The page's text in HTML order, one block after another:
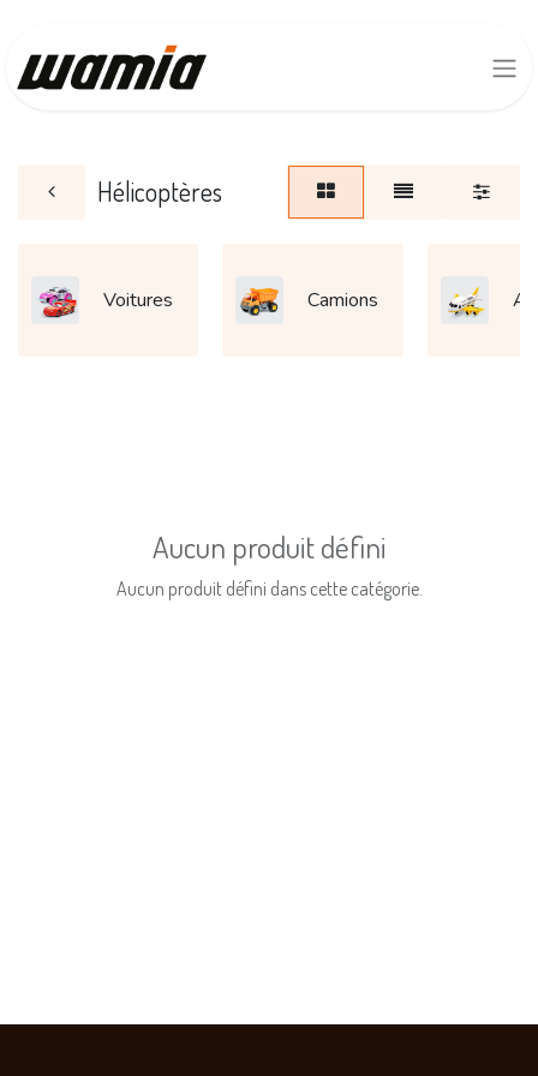
Hélicoptères
Voitures Camions
Aucun produit défini
Aucun produit défini dans cette catégorie.